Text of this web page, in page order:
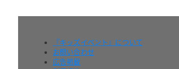
『キッズイベント』について
お問い合わせ
広告掲載